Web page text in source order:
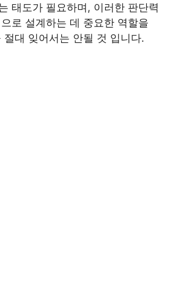
태도가 필요하며, 이러한 판단력
로 설계하는 데 중요한 역할을
절대 잊어서는 안될 것 입니다.